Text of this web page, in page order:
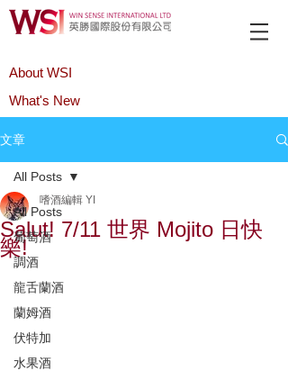
About WSI
What's New
文章
All Posts
葡萄酒
調酒
龍舌蘭酒
蘭姆酒
伏特加
水果酒
All Posts
Salut! 7/11 世界 Mojito 日快
樂!
嗜酒編輯 YI